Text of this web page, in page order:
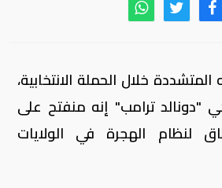
خلال الحملة الانتخابية،
"دونالد ترامب" إنه منفتح على
لنظام الهجرة في الولايات